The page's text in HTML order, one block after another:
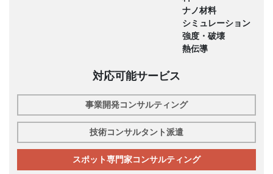
ナノ材料
シミュレーション
強度・破壊
熱伝導
対応可能サービス
事業開発コンサルティング
技術コンサルタント派遣
スポット専門家コンサルティング